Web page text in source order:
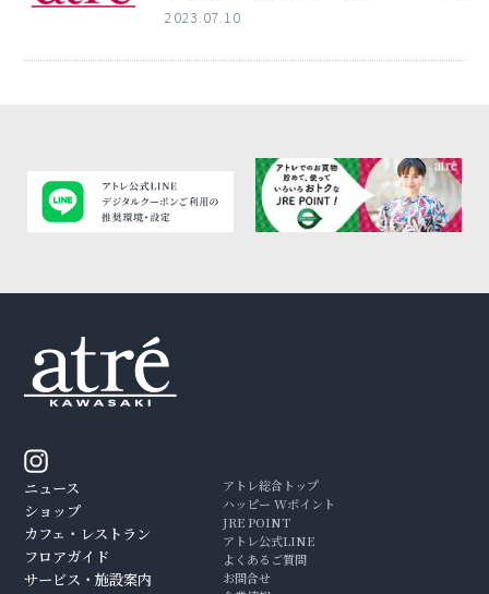
2023.07.10
ニュース
ショップ
カフェ・レストラン
フロアガイド
サービス・施設案内
アトレ総合トップ
ハッピー Wポイント
JRE POINT
アトレ公式LINE
よくあるご質問
お問合せ